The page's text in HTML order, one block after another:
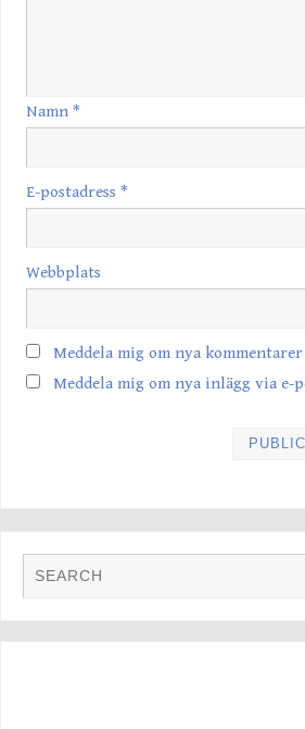
Namn *
E-postadress *
Webbplats
Meddela mig om nya
Meddela mig om nya inlägg via e-